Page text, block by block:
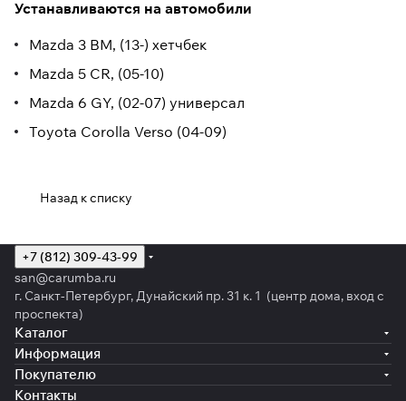
Устанавливаются на автомобили
Mazda 3 BM, (13-) хетчбек
Mazda 5 CR, (05-10)
Mazda 6 GY, (02-07) универсал
Toyota Corolla Verso (04-09)
Назад к списку
+7 (812) 309-43-99
san@carumba.ru
г. Санкт-Петербург, Дунайский пр. 31 к. 1 (центр дома, вход с
проспекта)
Каталог
Информация
Покупателю
Контакты